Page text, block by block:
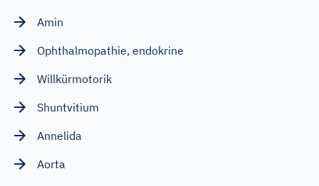
Amin
Ophthalmopathie, endokrine
Willkürmotorik
Shuntvitium
Annelida
Aorta